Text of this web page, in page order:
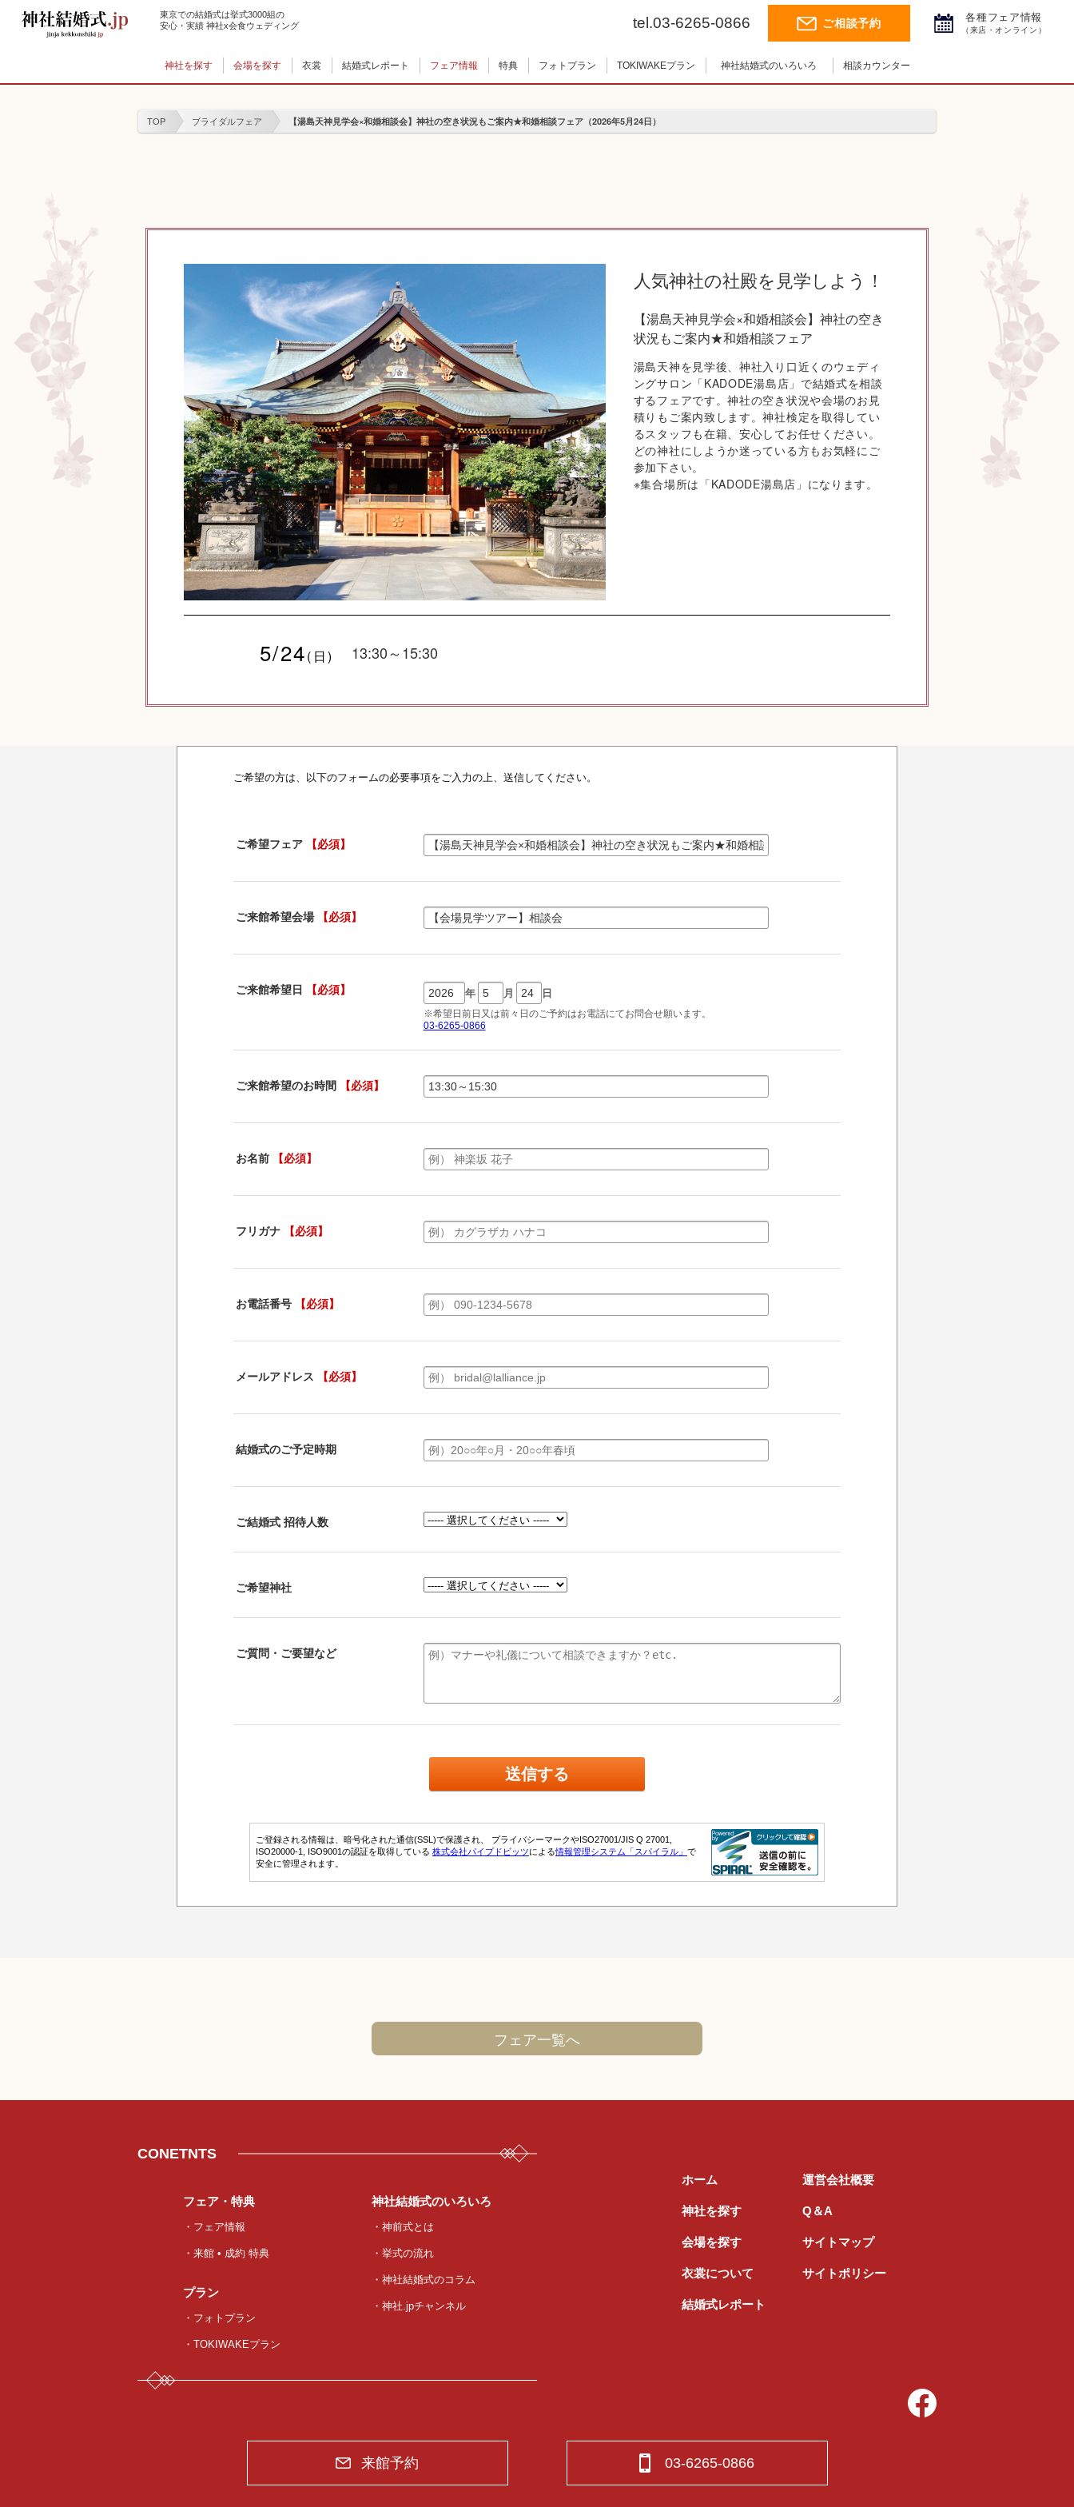
東京での結婚式は挙式3000組の
安心・実績 神社x会食ウェディング
tel.03-6265-0866 ご相談予約 各種フェア情報
（来店・オンライン）
神社を探す 会場を探す 衣裳 結婚式レポート フェア情報 特典 フォトプラン TOKIWAKEプラン
神社結婚式のいろいろ
神前式とは
神社コラム
挙式の流れ
神社結婚式.jpチャンネル
相談カウンター
TOP ブライダルフェア 【湯島天神見学会×和婚相談会】神社の空き状況もご案内★和婚相談フェア（2026年5月24日）
人気神社の社殿を見学しよう！
【湯島天神見学会×和婚相談会】神社の空き
状況もご案内★和婚相談フェア
湯島天神を見学後、神社入り口近くのウェディ
ングサロン「KADODE湯島店」で結婚式を相談
するフェアです。神社の空き状況や会場のお見
積りもご案内致します。神社検定を取得してい
るスタッフも在籍、安心してお任せください。
どの神社にしようか迷っている方もお気軽にご
参加下さい。
※集合場所は「KADODE湯島店」になります。
5/24(日) 13:30～15:30
フェア一覧へ
CONETNTS
フェア・特典
・フェア情報
・来館 • 成約 特典
プラン
・フォトプラン
・TOKIWAKEプラン
神社結婚式のいろいろ
・神前式とは
・挙式の流れ
・神社結婚式のコラム
・神社.jpチャンネル
ホーム
神社を探す
会場を探す
衣裳について
結婚式レポート
運営会社概要
Q＆A
サイトマップ
サイトポリシー
来館予約 03-6265-0866